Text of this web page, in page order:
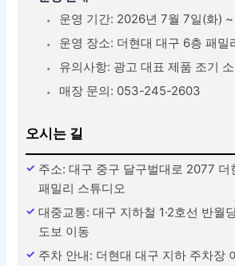
운영 기간: 2026년 7월 7일(화)
운영 장소: 더현대 대구 6층 패밀
유의사항: 광고 대표 제품 조기
매장 문의: 053-245-2603
오시는 길
주소: 대구 중구 달구벌대로 2077 더
패밀리 스튜디오
대중교통: 대구 지하철 1·2호선 반월
도보 이동
주차 안내: 더현대 대구 지하 주차장